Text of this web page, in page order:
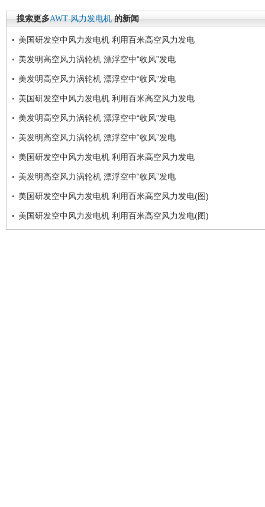
搜索更多AWT 风力发电机 的新闻
美国研发空中风力发电机 利用百米高空风力发电
美发明高空风力涡轮机 漂浮空中“收风”发电
美发明高空风力涡轮机 漂浮空中“收风”发电
美国研发空中风力发电机 利用百米高空风力发电
美发明高空风力涡轮机 漂浮空中“收风”发电
美发明高空风力涡轮机 漂浮空中“收风”发电
美国研发空中风力发电机 利用百米高空风力发电
美发明高空风力涡轮机 漂浮空中“收风”发电
美国研发空中风力发电机 利用百米高空风力发电(图)
美国研发空中风力发电机 利用百米高空风力发电(图)